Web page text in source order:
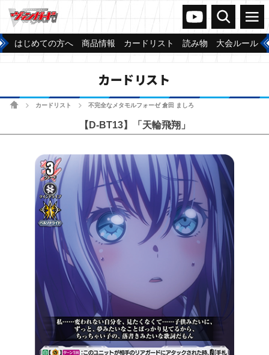
ヴァンガードch
検索 メニュー
はじめての方へ 商品情報 カードリスト 読み物 大会ルール
カードリスト
ホームカードリスト 不完全なメタモルフォーゼ 倉田 ましろ
【D-BT13】「天輪飛翔」